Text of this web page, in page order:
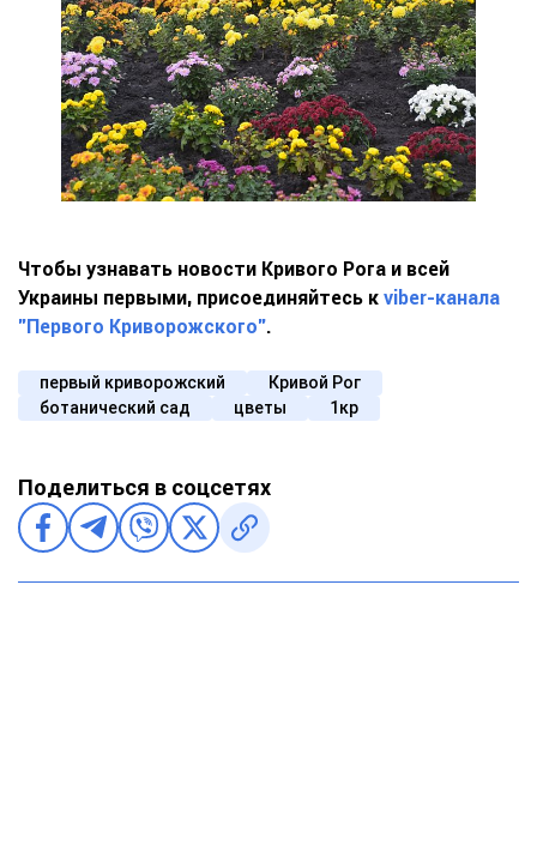
Чтобы узнавать новости Кривого Рога и всей
Украины первыми, присоединяйтесь к viber-канала
"Первого Криворожского".
первый криворожский
Кривой Рог
ботанический сад
цветы 1кр
Поделиться в соцсетях